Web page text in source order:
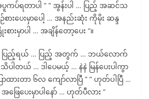
ကပ်ရတာပါ ” ” အွန်းပါ … ပြည့် အဆင်သ
ားပေးမှာပေါ့ … အနည်းဆုံး ကိုမိုး ဆန္ဒ
ားမှာပါ … အချိန်တော့ပေး “။
ပြည့်ရယ် … ပြည့် အတွက် … ဘယ်လောက်
ါတယ် … ဒါပေမယ့် … နဲနဲ မြန်ပေးပါကွာ
ထားတာ ၆လ ကျော်လာပြီ ” ” ဟုတ်ပါပြီ …
ြေပေးမှာပါနော် … ဟုတ်ပီလား ”